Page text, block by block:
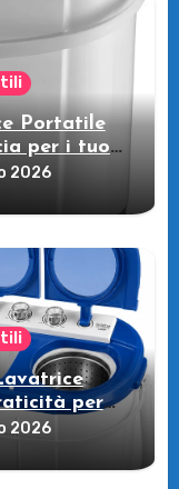
Portatile
per i tuoi
2026
per
2026